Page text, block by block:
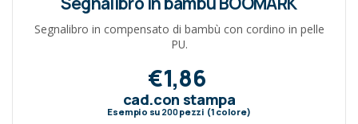
Segnalibro in compensato di bambù con cordino in pelle
PU.
€1,86
cad.con stampa
Esempio su 200pezzi (1 colore)